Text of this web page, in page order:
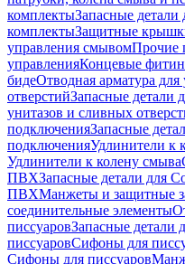
комплектыЗапасные
комплектыЗащитные
управления смывомПрочие
управленияКонцевые
бидеОтводная арматура
отверстийЗапасные детали
унитазов и сливных
подключенияЗапасные
подключенияУдлинители к
Удлинители к колену смыва
ПВХЗапасные детали для
ПВХМанжеты и защитные
соединительные элементы
писсуаровЗапасные детали
писсуаровCифоны для
Cифоны для писсуаров